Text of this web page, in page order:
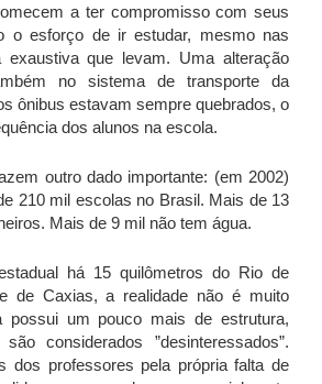
a ter compromisso com seus
o esforço de ir estudar, mesmo nas
exaustiva que levam. Uma alteração
no sistema de transporte da
ônibus estavam sempre quebrados, o
dos alunos na escola.
outro dado importante: (em 2002)
210 mil escolas no Brasil. Mais de 13
Mais de 9 mil não tem água.
há 15 quilômetros do Rio de
de Caxias, a realidade não é muito
possui um pouco mais de estrutura,
considerados ”desinteressados”.
dos professores pela própria falta de